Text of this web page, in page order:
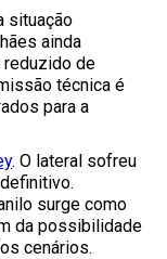
situação
ainda
reduzido de
técnica é
para a
. O lateral sofreu
surge como
da possibilidade
cenários.